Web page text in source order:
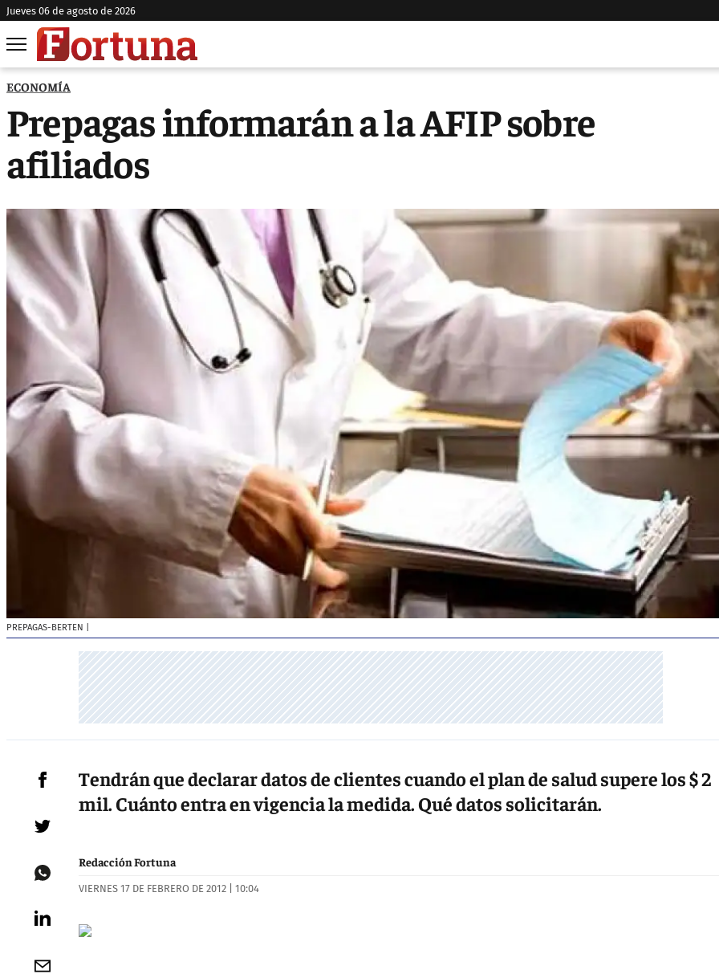
jueves 06 de agosto de 2026
ECONOMÍA
Prepagas informarán a la AFIP sobre
afiliados
PREPAGAS-BERTEN
Tendrán que declarar datos de clientes cuando el plan de salud supere los $ 2
mil. Cuánto entra en vigencia la medida. Qué datos solicitarán.
Redacción Fortuna
VIERNES 17 DE FEBRERO DE 2012 | 10:04